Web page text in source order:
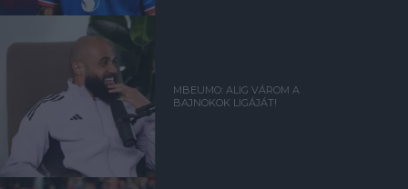
MBEUMO: ALIG VÁROM A
BAJNOKOK LIGÁJÁT!